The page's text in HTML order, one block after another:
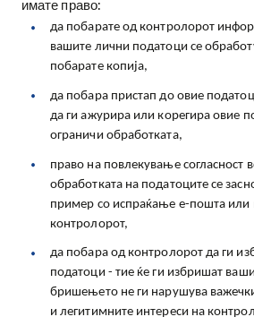
имате право:
да побарате од контролорот
вашите лични податоци се
побарате копија,
да побара пристап до овие
да ги ажурира или корегира овие
ограничи обработката,
право на повлекување согласност
обработката на податоците се
пример со испраќање е-пошта или
контролорот,
да побара од контролорот да ги
податоци - тие ќе ги избришат
бришењето не ги нарушува
и легитимните интереси на